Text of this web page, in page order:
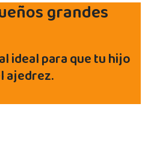
grandes
ideal para que tu hijo
ajedrez.